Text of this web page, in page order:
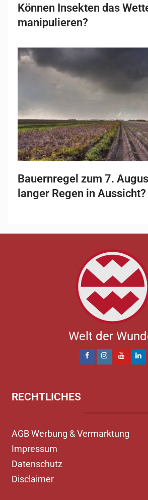
Können Insekten das
manipulieren?
Bauernregel zum 7.
langer Regen in Aussicht?
Welt der
RECHTLICHES
AGB Werbung & Vermarktung
Impressum
Datenschutz
Disclaimer